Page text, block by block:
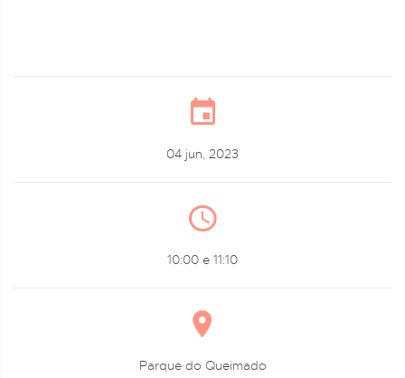
04 jun, 2023
10:00 e 11:10
Parque do Queimado